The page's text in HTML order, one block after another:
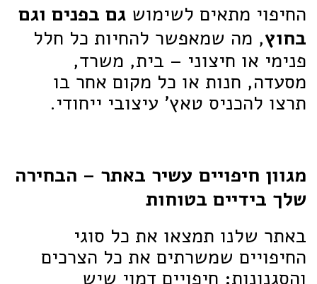
החיפוי מתאים לשימוש גם בפנים וגם
בחוץ, מה שמאפשר להחיות כל חלל
פנימי או חיצוני – בית, משרד,
מסעדה, חנות או כל מקום אחר בו
תרצו להכניס טאץ' עיצובי ייחודי.
מגוון חיפויים עשיר באתר – הבחירה
שלך בידיים בטוחות
באתר שלנו תמצאו את כל סוגי
החיפויים שמשרתים את כל הצרכים
והסגנונות: חיפויים דמוי שיש